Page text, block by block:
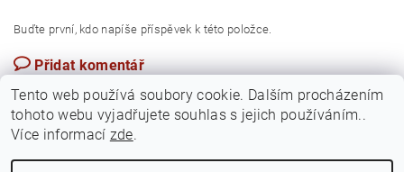
Buďte první, kdo napíše příspěvek k této položce.
Přidat komentář
Tento web používá soubory cookie. Dalším procházením
tohoto webu vyjadřujete souhlas s jejich používáním..
Více informací zde.